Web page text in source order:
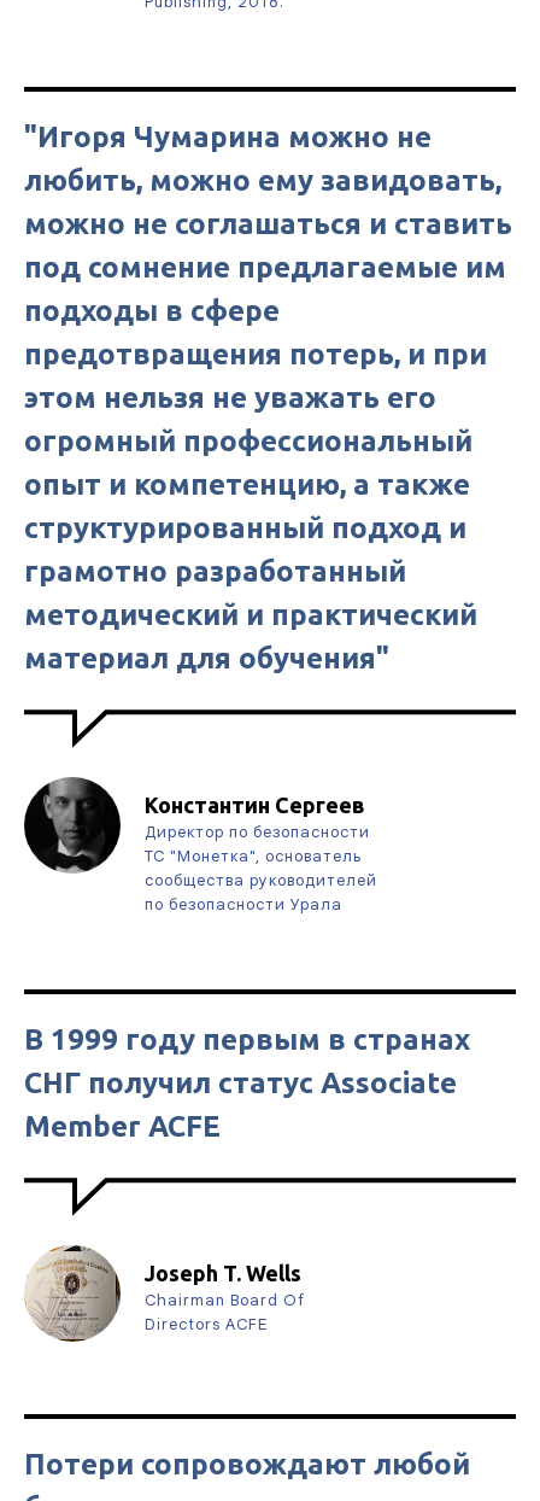
"Игоря Чумарина можно не
любить, можно ему завидовать,
можно не соглашаться и ставить
под сомнение предлагаемые им
подходы в сфере
предотвращения потерь, и при
этом нельзя не уважать его
огромный профессиональный
опыт и компетенцию, а также
структурированный подход и
грамотно разработанный
методический и практический
материал для обучения"
Константин Сергеев
Директор по безопасности
ТС "Монетка", основатель
сообщества руководителей
по безопасности Урала
В 1999 году первым в странах
СНГ получил статус Associate
Member ACFE
Joseph T. Wells
Chairman Board Of
Directors ACFE
Потери сопровождают любой